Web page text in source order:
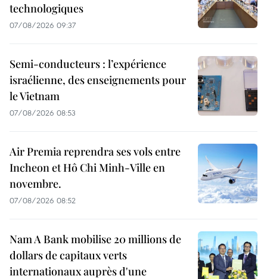
technologiques
07/08/2026 09:37
Semi-conducteurs : l’expérience
israélienne, des enseignements pour
le Vietnam
07/08/2026 08:53
Air Premia reprendra ses vols entre
Incheon et Hô Chi Minh-Ville en
novembre.
07/08/2026 08:52
Nam A Bank mobilise 20 millions de
dollars de capitaux verts
internationaux auprès d'une